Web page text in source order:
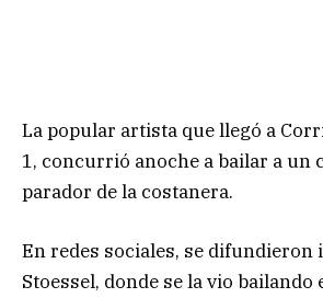
La popular artista que llegó a
1, concurrió anoche a bailar a un
parador de la costanera.
En redes sociales, se difundieron
Stoessel, donde se la vio bailando